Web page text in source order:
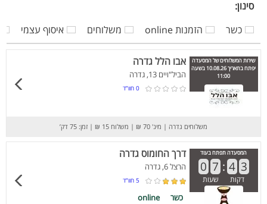
סינון:
כשר
הזמנות online משלוחים איסוף עצמי
שירות המשלוחים של המסעדה
יפתח בתאריך 10.08.26 בשעה
11:00
אבו הלל גדרה
הביל"ויים 13, גדרה
0 חוו”ד
משלוחים גדרה | מינ' 70 ₪ | משלוח 15 ₪ | זמן: 75 דק’
המסעדה תפתח בעוד
0 7 : 4 3
דקות שעות
דרך החומוס גדרה
הרצל 6, גדרה
5 חוו”ד
כשר online